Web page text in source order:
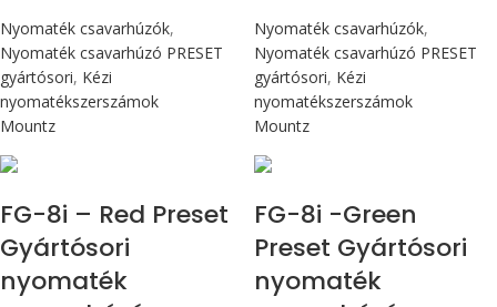
Nyomaték csavarhúzók,
Nyomaték csavarhúzó PRESET
gyártósori, Kézi
nyomatékszerszámok
Mountz
Nyomaték csavarhúzók,
Nyomaték csavarhúzó PRESET
gyártósori, Kézi
nyomatékszerszámok
Mountz
FG-8i – Red Preset
Gyártósori
nyomaték
FG-8i -Green
Preset Gyártósori
nyomaték